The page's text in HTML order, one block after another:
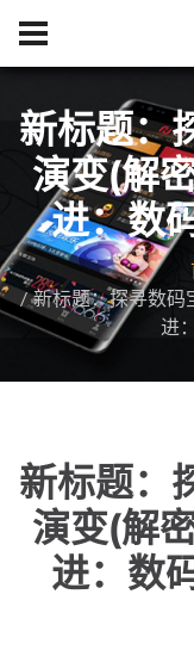
新标题：
演变(解
进：数
新标题：探寻数码
进
新标题：
演变(解
进：数